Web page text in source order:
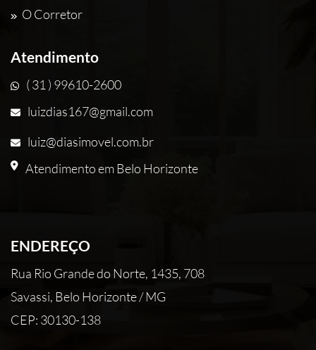
O Corretor
Atendimento
( 31 ) 99610-2600
luizdias167@gmail.com
luiz@diasimovel.com.br
Atendimento em Belo Horizonte
ENDEREÇO
Rua Rio Grande do Norte, 1435, 708
Savassi, Belo Horizonte / MG
CEP: 30130-138